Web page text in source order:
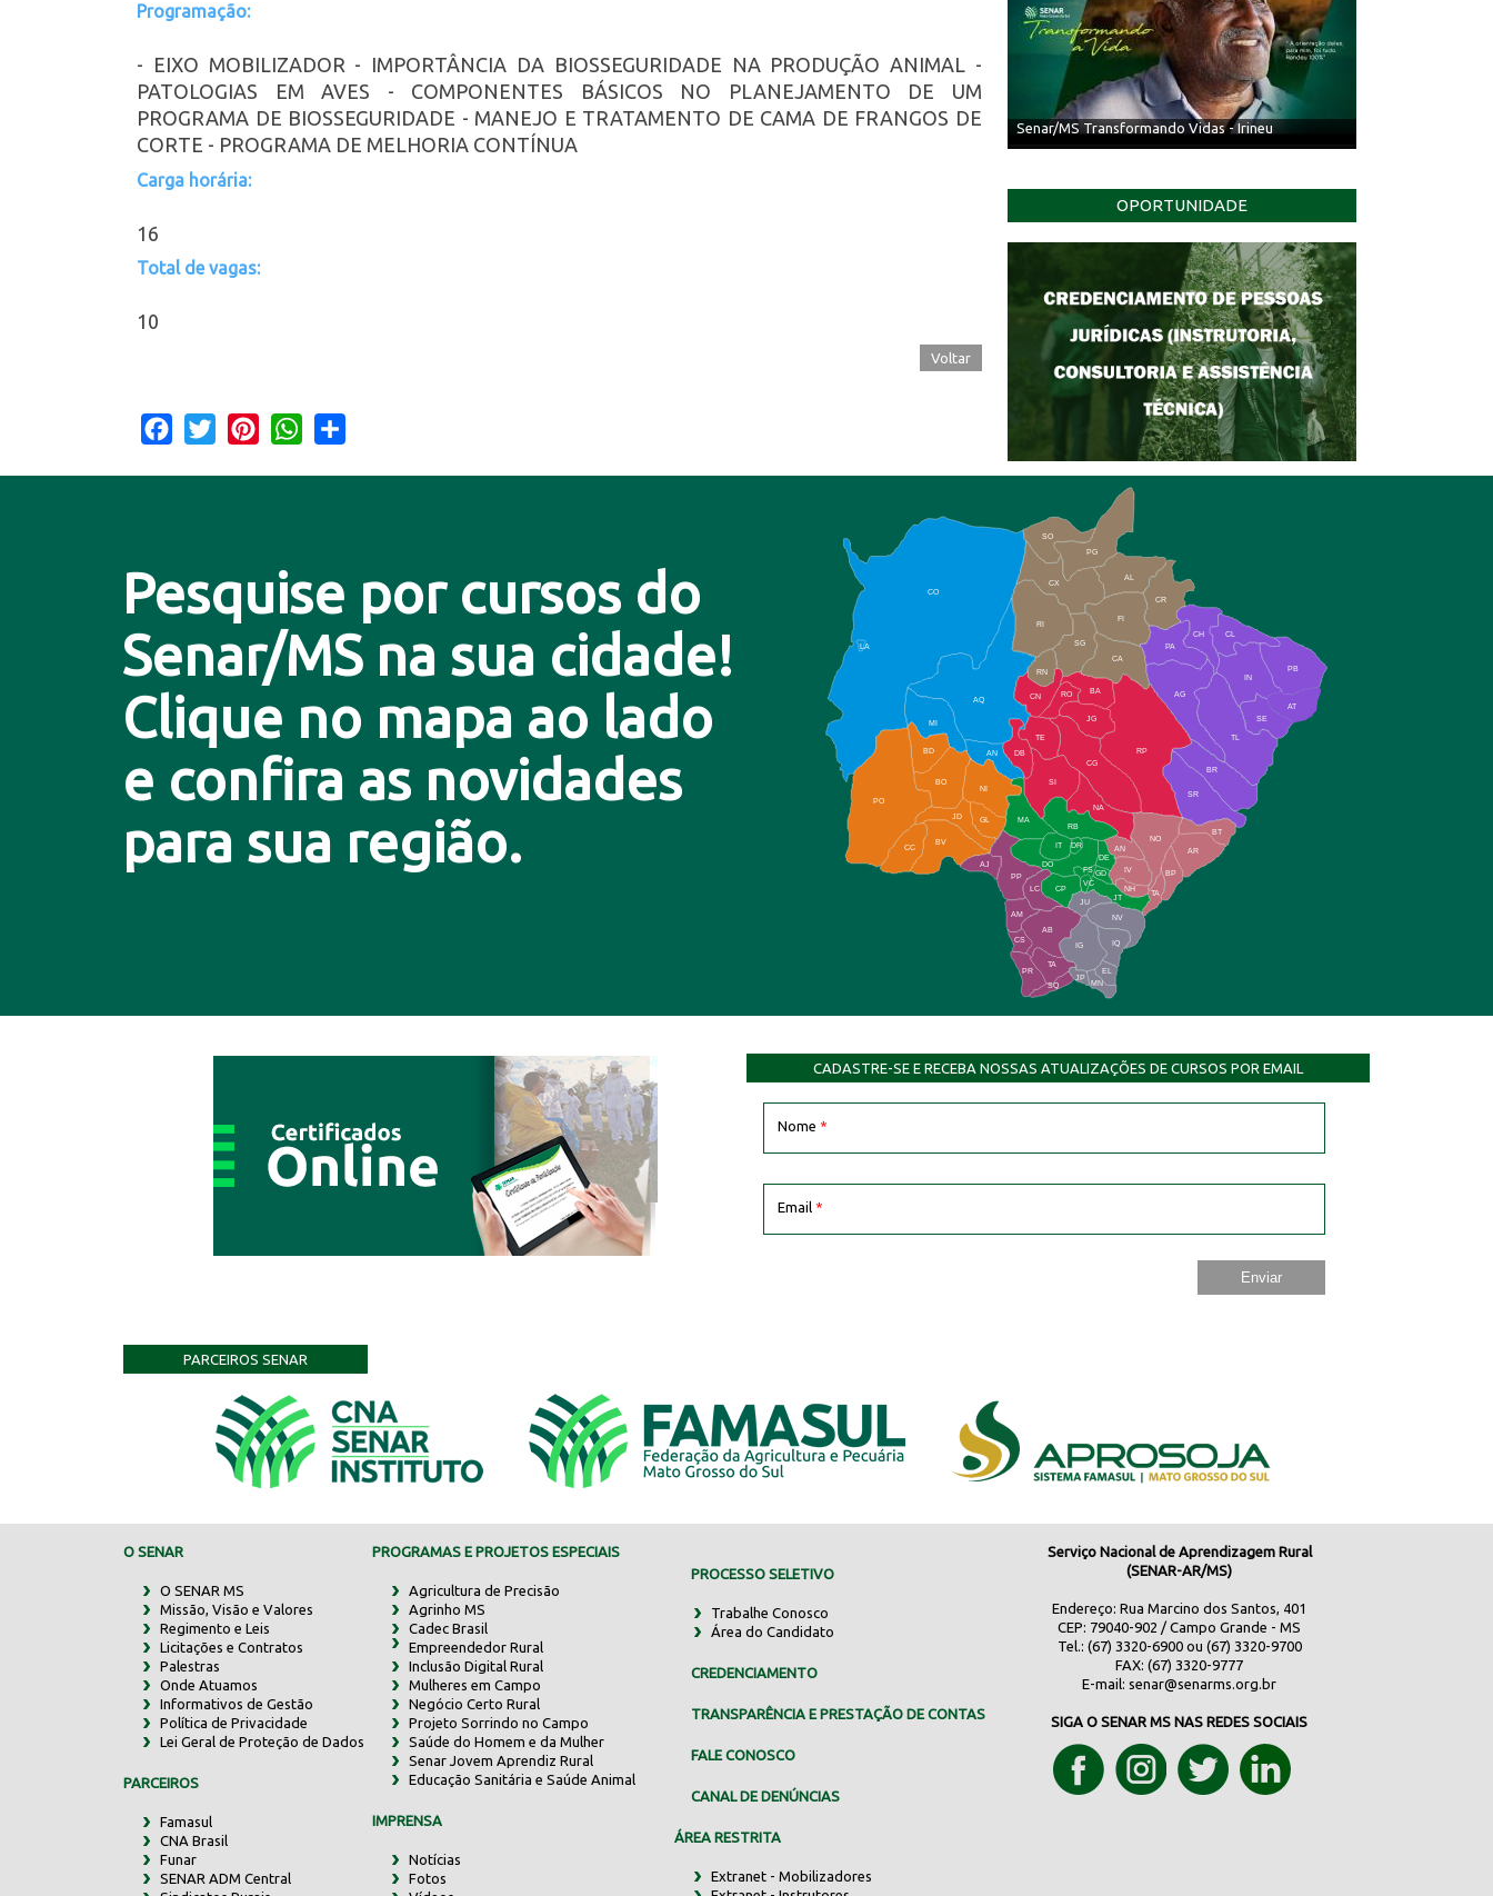
Senar/MS Transformando Vidas - Irineu
OPORTUNIDADE
Programação:
- EIXO MOBILIZADOR - IMPORTÂNCIA DA BIOSSEGURIDADE NA PRODUÇÃO ANIMAL -
PATOLOGIAS EM AVES - COMPONENTES BÁSICOS NO PLANEJAMENTO DE UM
PROGRAMA DE BIOSSEGURIDADE - MANEJO E TRATAMENTO DE CAMA DE FRANGOS DE
CORTE - PROGRAMA DE MELHORIA CONTÍNUA
Carga horária:
16
Total de vagas:
10
Voltar
Facebook
Twitter PinterestWhatsApp
Pesquise por cursos do
Senar/MS na sua cidade!
Clique no mapa ao lado
e confira as novidades
para sua região.
CO
AQ
MI
AN
CX
RI
AL
CR
FI
SG
BA
CA
PA
CH CL
PB
SE
TL
AG
BR
SR
BT
AR
RP
RO
JG
CG
SI
NA
TA
NH
JT
RB
MA
IT
DR
DO
CP
JU
NV
IQ
EL
BD
BO
NI
JD
PO
BV
CC
PP
AJ
LC
AM
AB
JP
DB
TE
CS
PR
TA
SQ
IG
MN
IN
NO
BP
RN
CN
GL
AN
IV
FS
VC
GD
DE
AT
PG
SO
LA
CADASTRE-SE E RECEBA NOSSAS ATUALIZAÇÕES DE CURSOS POR EMAIL
Nome *
Email *
PARCEIROS SENAR
O SENAR
O SENAR MS
Missão, Visão e Valores
Regimento e Leis
Licitações e Contratos
Palestras
Onde Atuamos
Informativos de Gestão
Política de Privacidade
Lei Geral de Proteção de Dados
PARCEIROS
Famasul
CNA Brasil
Funar
SENAR ADM Central
PROGRAMAS E PROJETOS ESPECIAIS
Agricultura de Precisão
Agrinho MS
Cadec Brasil
Empreendedor Rural
Inclusão Digital Rural
Mulheres em Campo
Negócio Certo Rural
Projeto Sorrindo no Campo
Saúde do Homem e da Mulher
Senar Jovem Aprendiz Rural
Educação Sanitária e Saúde Animal
IMPRENSA
Notícias
Fotos
PROCESSO SELETIVO
Trabalhe Conosco
Área do Candidato
CREDENCIAMENTO
TRANSPARÊNCIA E PRESTAÇÃO DE CONTAS
FALE CONOSCO
CANAL DE DENÚNCIAS
ÁREA RESTRITA
Extranet - Mobilizadores
Serviço Nacional de Aprendizagem Rural
(SENAR-AR/MS)
Endereço: Rua Marcino dos Santos, 401
CEP: 79040-902 / Campo Grande - MS
Tel.: (67) 3320-6900 ou (67) 3320-9700
FAX: (67) 3320-9777
E-mail:senar@senarms.org.br
SIGA O SENAR MS NAS REDES SOCIAIS